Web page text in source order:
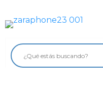
contenidoMóviles
Impolutos